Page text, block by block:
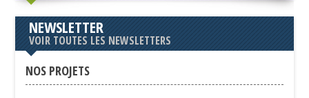
NEWSLETTER
VOIR TOUTES LES NEWSLETTERS
NOS PROJETS